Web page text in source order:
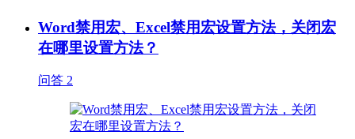
Word禁用宏、Excel禁用宏设置方法，关闭宏
在哪里设置方法？
问答 2